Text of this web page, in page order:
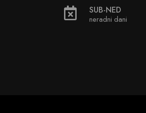
SUB-NED
neradni dani